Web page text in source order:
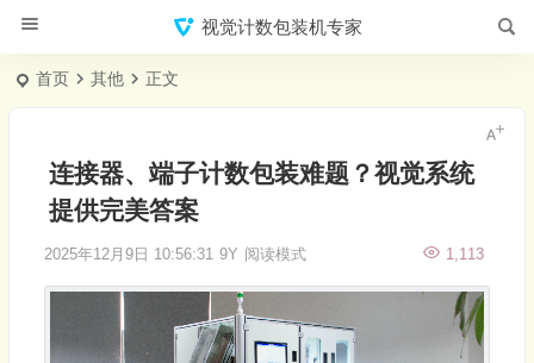
视觉计数包装机专家
首页 其他 正文
连接器、端子计数包装难题？视觉系统
提供完美答案
2025年12月9日 10:56:31 9Y 1,113
阅读模式